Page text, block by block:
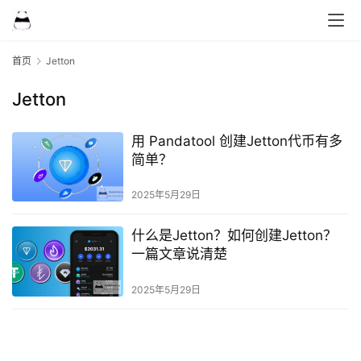
首页 Jetton
Jetton
用 Pandatool 创建Jetton代币有多
简单？
2025年5月29日
什么是Jetton？如何创建Jetton？
一篇文章说清楚
2025年5月29日